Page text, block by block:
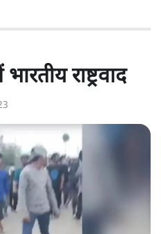
राष्ट्रवाद